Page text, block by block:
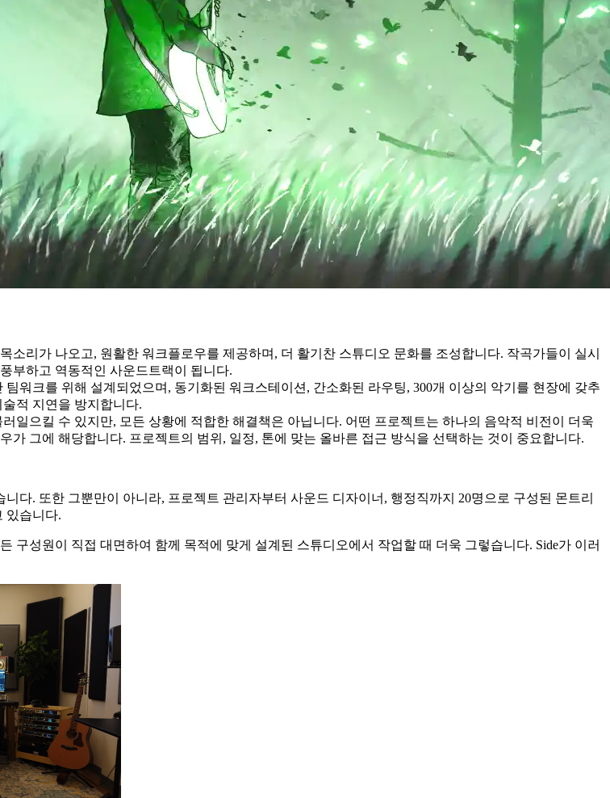
소리가 나오고, 원활한 워크플로우를 제공하며, 더 활기찬 스튜디오 문화를 조성합니다. 작곡가들이 실시
부하고 역동적인 사운드트랙이 됩니다.
팀워크를 위해 설계되었으며, 동기화된 워크스테이션, 간소화된 라우팅, 300개 이상의 악기를 현장에 갖추
적 지연을 방지합니다.
일으킬 수 있지만, 모든 상황에 적합한 해결책은 아닙니다. 어떤 프로젝트는 하나의 음악적 비전이 더욱
그에 해당합니다. 프로젝트의 범위, 일정, 톤에 맞는 올바른 접근 방식을 선택하는 것이 중요합니다.
다. 또한 그뿐만이 아니라, 프로젝트 관리자부터 사운드 디자이너, 행정직까지 20명으로 구성된 몬트리
있습니다.
구성원이 직접 대면하여 함께 목적에 맞게 설계된 스튜디오에서 작업할 때 더욱 그렇습니다. Side가 이러